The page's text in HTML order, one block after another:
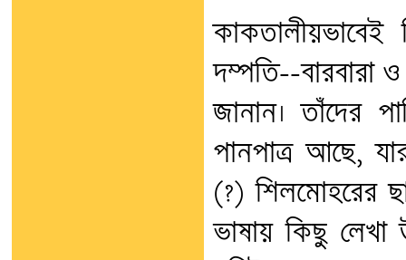
দম্পতি--বারবারা
জানান। তাঁদের
পানপাত্র আছে,
(?) শিলমোহরের
ভাষায় কিছু লেখা